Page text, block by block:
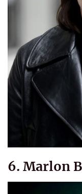
6. Marlon